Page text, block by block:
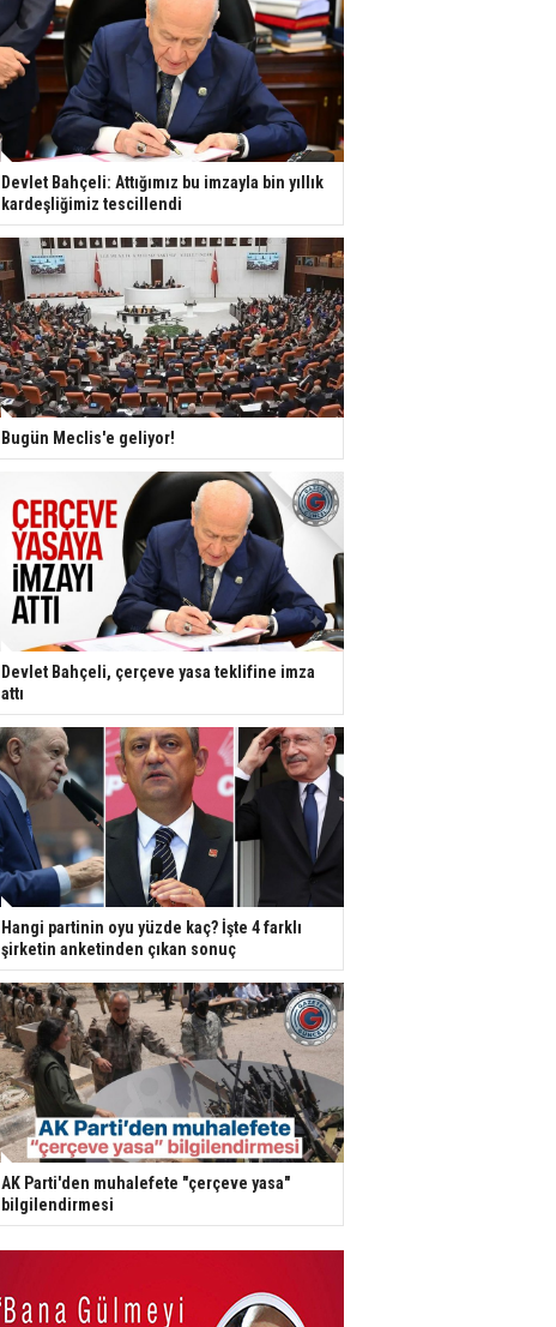
Devlet Bahçeli: Attığımız bu imzayla bin yıllık
kardeşliğimiz tescillendi
Bugün Meclis'e geliyor!
Devlet Bahçeli, çerçeve yasa teklifine imza
attı
Hangi partinin oyu yüzde kaç? İşte 4 farklı
şirketin anketinden çıkan sonuç
AK Parti'den muhalefete "çerçeve yasa"
bilgilendirmesi